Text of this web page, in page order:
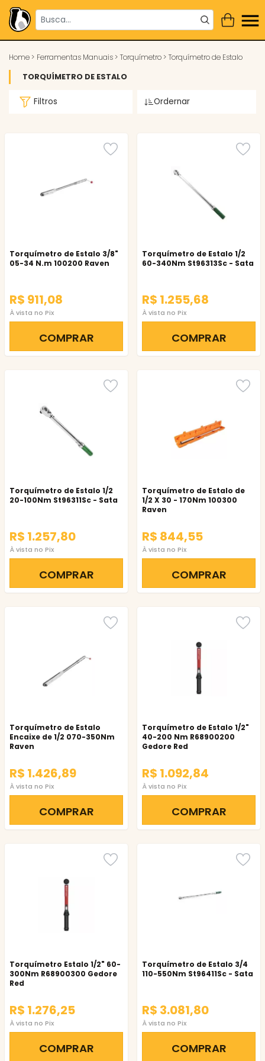
Home > Ferramentas Manuais > Torquímetro > Torquímetro de Estalo
TORQUÍMETRO DE ESTALO
Filtros Ordernar
Torquímetro de Estalo 3/8"
05-34 N.m 100200 Raven
R$ 911,08
À vista no Pix
COMPRAR
Torquímetro de Estalo 1/2
60-340Nm St96313Sc - Sata
R$ 1.255,68
À vista no Pix
COMPRAR
Torquímetro de Estalo 1/2
20-100Nm St96311Sc - Sata
R$ 1.257,80
À vista no Pix
COMPRAR
Torquímetro de Estalo de
1/2 X 30 - 170Nm 100300
Raven
R$ 844,55
À vista no Pix
COMPRAR
Torquímetro de Estalo
Encaixe de 1/2 070-350Nm
Raven
R$ 1.426,89
À vista no Pix
COMPRAR
Torquímetro de Estalo 1/2"
40-200 Nm R68900200
Gedore Red
R$ 1.092,84
À vista no Pix
COMPRAR
Torquímetro Estalo 1/2" 60-
300Nm R68900300 Gedore
Red
R$ 1.276,25
À vista no Pix
COMPRAR
Torquímetro de Estalo 3/4
110-550Nm St96411Sc - Sata
R$ 3.081,80
À vista no Pix
COMPRAR